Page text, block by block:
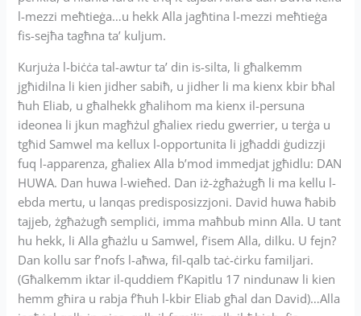
l-mezzi meħtieġa…u hekk Alla jagħtina l-mezzi meħtieġa
fis-sejħa tagħna ta’ kuljum.
Kurjuża l-biċċa tal-awtur ta’ din is-silta, li għalkemm
jgħidilna li kien jidher sabiħ, u jidher li ma kienx kbir bħal
ħuh Eliab, u għalhekk għalihom ma kienx il-persuna
ideonea li jkun magħżul għaliex riedu gwerrier, u terġa u
tgħid Samwel ma kellux l-opportunita li jgħaddi ġudizzji
fuq l-apparenza, għaliex Alla b’mod immedjat jgħidlu: DAN
HUWA. Dan huwa l-wieħed. Dan iż-żgħażugħ li ma kellu l-
ebda mertu, u lanqas predisposizzjoni. David huwa ħabib
tajjeb, żgħażugħ sempliċi, imma maħbub minn Alla. U tant
hu hekk, li Alla għażlu u Samwel, f’isem Alla, dilku. U fejn?
Dan kollu sar f’nofs l-aħwa, fil-qalb taċ-ċirku familjari.
(Għalkemm iktar il-quddiem f’Kapitlu 17 nindunaw li kien
hemm għira u rabja f’ħuh l-kbir Eliab għal dan David)…Alla